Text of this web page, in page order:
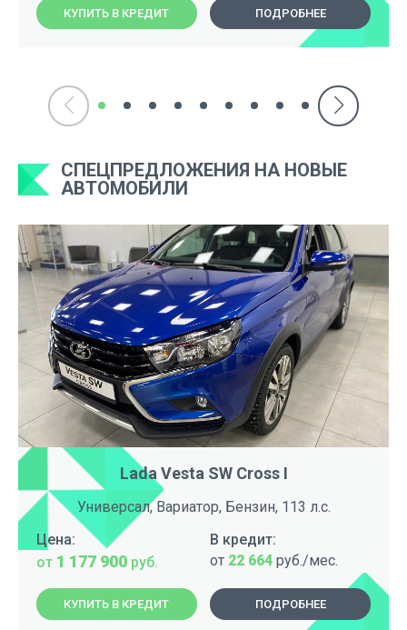
КУПИТЬ В КРЕДИТ ПОДРОБНЕЕ
СПЕЦПРЕДЛОЖЕНИЯ НА НОВЫЕ
АВТОМОБИЛИ
Lada Vesta SW Cross I
Универсал, Вариатор, Бензин, 113 л.с.
Цена:
от 1 177 900 руб.
В кредит:
от 22 664руб./мес.
КУПИТЬ В КРЕДИТ ПОДРОБНЕЕ